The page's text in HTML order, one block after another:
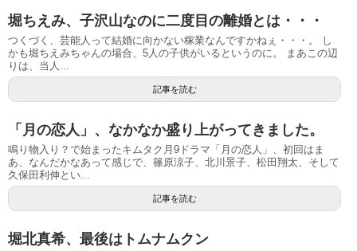
堀ちえみ、子沢山なのに二度目の離婚とは・・・
つくづく、芸能人って結婚に向かない稼業なんですかねぇ・・・。 し
かも堀ちえみちゃんの場合、5人の子供がいるというのに。 まあこの辺
りは、当人...
記事を読む
「月の恋人」、なかなか盛り上がってきました。
鳴り物入り？で始まったキムタク月9ドラマ「月の恋人」、初回はま
あ、なんだかなあって感じで、篠原涼子、北川景子、松田翔太、そして
久保田利伸とい...
記事を読む
堀北真希、最後はトムナムクン